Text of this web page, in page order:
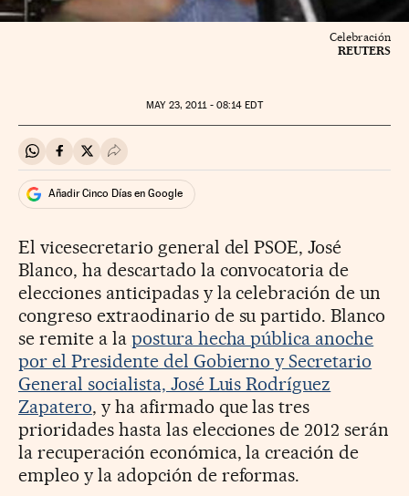
Celebración
REUTERS
MAY23, 2011 - 08:14 EDT
Compartir en Whatsapp
Compartir en Facebook
Compartir en Twitter
Desplegar Redes Sociales
Añadir Cinco Días en Google
El vicesecretario general del PSOE, José
Blanco, ha descartado la convocatoria de
elecciones anticipadas y la celebración de un
congreso extraodinario de su partido. Blanco
se remite a la postura hecha pública anoche
por el Presidente del Gobierno y Secretario
General socialista, José Luis Rodríguez
Zapatero, y ha afirmado que las tres
prioridades hasta las elecciones de 2012 serán
la recuperación económica, la creación de
empleo y la adopción de reformas.